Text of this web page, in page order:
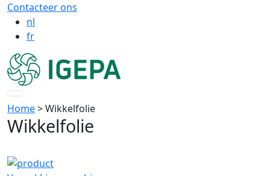
Contacteer ons
nl
fr
Home> Wikkelfolie
Wikkelfolie